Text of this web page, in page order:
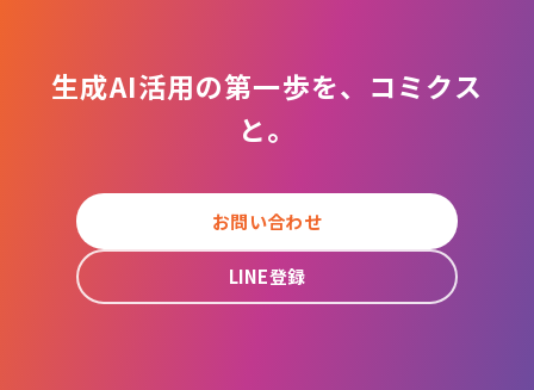
生成AI活用の第一歩を、コミクス
と。
お問い合わせ
LINE登録